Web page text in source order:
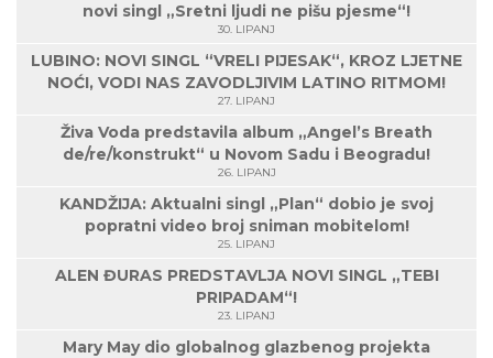
novi singl „Sretni ljudi ne pišu pjesme“!
30. LIPANJ
LUBINO: NOVI SINGL “VRELI PIJESAK“, KROZ LJETNE
NOĆI, VODI NAS ZAVODLJIVIM LATINO RITMOM!
27. LIPANJ
Živa Voda predstavila album „Angel’s Breath
de/re/konstrukt“ u Novom Sadu i Beogradu!
26. LIPANJ
KANDŽIJA: Aktualni singl „Plan“ dobio je svoj
popratni video broj sniman mobitelom!
25. LIPANJ
ALEN ĐURAS PREDSTAVLJA NOVI SINGL „TEBI
PRIPADAM“!
23. LIPANJ
Mary May dio globalnog glazbenog projekta